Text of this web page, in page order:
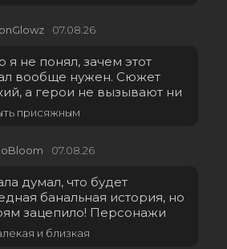
07.08.26
я не понял, зачем этот
вообще нужен. Сюжет
а герои не вызывают ни
присяжным
07.08.26
думал, что будет
банальная история, но
зацепило! Персонажи
и близкая